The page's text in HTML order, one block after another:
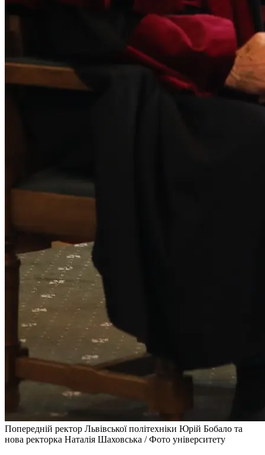
Попередній ректор Львівської політехніки Юрій Бобало та
нова ректорка Наталія Шаховська / Фото університету